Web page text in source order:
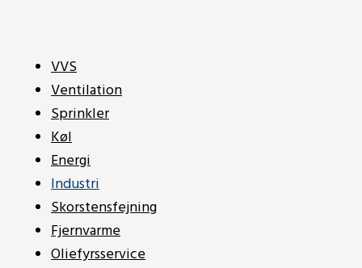
VVS
Ventilation
Sprinkler
Køl
Energi
Industri
Skorstensfejning
Fjernvarme
Oliefyrsservice